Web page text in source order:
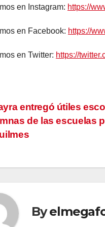
en Instagram: https://
en Facebook: https://
en Twitter: https://
entregó útiles
de las escuelas
By